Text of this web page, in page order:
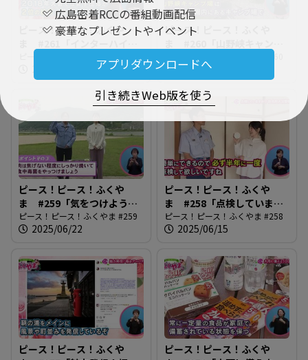
広島密着RCCの番組動画配信
豪華なプレゼントやイベント
アプリダウンロードへ
引き続きWeb版を使う
ピース！ピース！ふくや
ピース！ピース！ふくや
場へ行ってみよう！」
2025/06/29
ピース！ピース！ふくや
ま #259「気をつけよう！
夏の食中毒」
ピース！ピース！ふくやま #259
2025/06/22
ピース！ピース！ふくや
ま #258「点検しています
か・住宅用火災警報器」
ピース！ピース！ふくやま #258
2025/06/15
ピース！ピース！ふくや
ピース！ピース！ふくや